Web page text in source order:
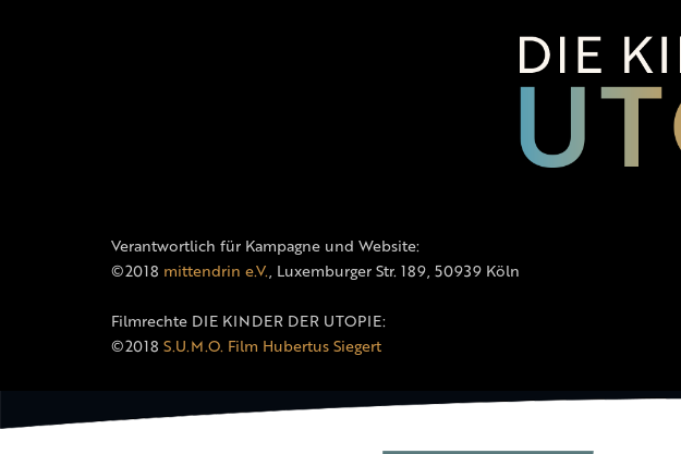
Verantwortlich für Kampagne und Website:
©2018 mittendrin e.V., Luxemburger Str. 189, 50939 Köln
Filmrechte DIE KINDER DER UTOPIE:
©2018 S.U.M.O. Film Hubertus Siegert